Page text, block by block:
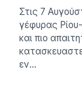
Στις 7
γέφυρας
και πιο
εν…